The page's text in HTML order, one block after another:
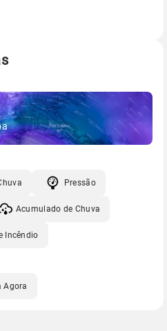
Pressão
Acumulado de Chuva
Incêndio
Agora